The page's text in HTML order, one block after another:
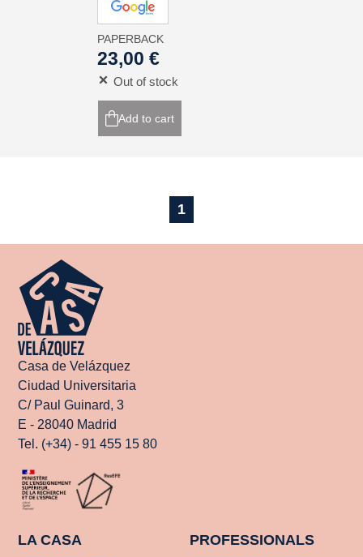
PAPERBACK
23,00 €
Out of stock
Add to cart
1
Casa de Velázquez
Ciudad Universitaria
C/ Paul Guinard, 3
E - 28040 Madrid
Tel. (+34) - 91 455 15 80
LA CASA PROFESSIONALS